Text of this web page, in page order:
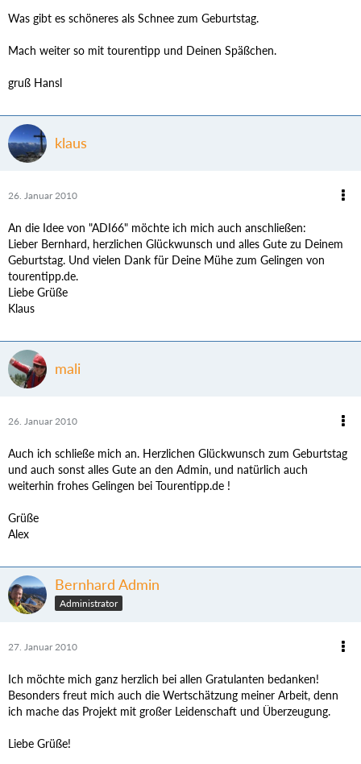
Was gibt es schöneres als Schnee zum Geburtstag.
Mach weiter so mit tourentipp und Deinen Späßchen.
gruß Hansl
klaus
26. Januar 2010
An die Idee von "ADI66" möchte ich mich auch anschließen:
Lieber Bernhard, herzlichen Glückwunsch und alles Gute zu Deinem
Geburtstag. Und vielen Dank für Deine Mühe zum Gelingen von
tourentipp.de.
Liebe Grüße
Klaus
mali
26. Januar 2010
Auch ich schließe mich an. Herzlichen Glückwunsch zum Geburtstag
und auch sonst alles Gute an den Admin, und natürlich auch
weiterhin frohes Gelingen bei Tourentipp.de !
Grüße
Alex
Bernhard Admin
Administrator
27. Januar 2010
Ich möchte mich ganz herzlich bei allen Gratulanten bedanken!
Besonders freut mich auch die Wertschätzung meiner Arbeit, denn
ich mache das Projekt mit großer Leidenschaft und Überzeugung.
Liebe Grüße!